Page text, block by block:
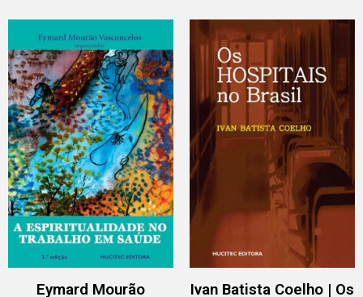
Eymard Mourão
Ivan Batista Coelho | Os